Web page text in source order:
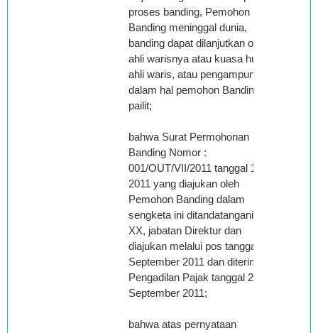
proses banding, Pemohon
Banding meninggal dunia,
banding dapat dilanjutkan oleh
ahli warisnya atau kuasa hukum
ahli waris, atau pengampunya
dalam hal pemohon Banding
pailit;
bahwa Surat Permohonan
Banding Nomor :
001/OUT/VII/2011 tanggal 15 Juli
2011 yang diajukan oleh
Pemohon Banding dalam
sengketa ini ditandatangani oleh
XX, jabatan Direktur dan
diajukan melalui pos tanggal 19
September 2011 dan diterima di
Pengadilan Pajak tanggal 21
September 2011;
bahwa atas pernyataan